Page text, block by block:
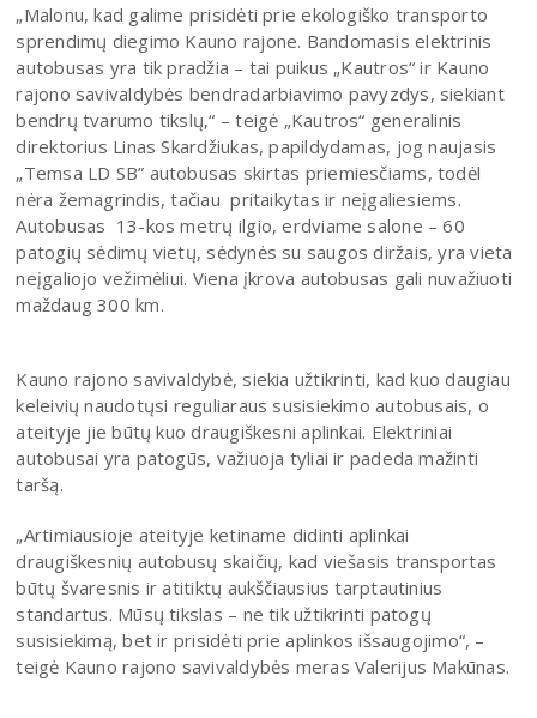
„Malonu, kad galime prisidėti prie ekologiško transporto
sprendimų diegimo Kauno rajone. Bandomasis elektrinis
autobusas yra tik pradžia – tai puikus „Kautros“ ir Kauno
rajono savivaldybės bendradarbiavimo pavyzdys, siekiant
bendrų tvarumo tikslų,“ – teigė „Kautros“ generalinis
direktorius Linas Skardžiukas, papildydamas, jog naujasis
„Temsa LD SB” autobusas skirtas priemiesčiams, todėl
nėra žemagrindis, tačiau pritaikytas ir neįgaliesiems.
Autobusas 13-kos metrų ilgio, erdviame salone – 60
patogių sėdimų vietų, sėdynės su saugos diržais, yra vieta
neįgaliojo vežimėliui. Viena įkrova autobusas gali nuvažiuoti
maždaug 300 km.
Kauno rajono savivaldybė, siekia užtikrinti, kad kuo daugiau
keleivių naudotųsi reguliaraus susisiekimo autobusais, o
ateityje jie būtų kuo draugiškesni aplinkai. Elektriniai
autobusai yra patogūs, važiuoja tyliai ir padeda mažinti
taršą.
„Artimiausioje ateityje ketiname didinti aplinkai
draugiškesnių autobusų skaičių, kad viešasis transportas
būtų švaresnis ir atitiktų aukščiausius tarptautinius
standartus. Mūsų tikslas – ne tik užtikrinti patogų
susisiekimą, bet ir prisidėti prie aplinkos išsaugojimo“, –
teigė Kauno rajono savivaldybės meras Valerijus Makūnas.